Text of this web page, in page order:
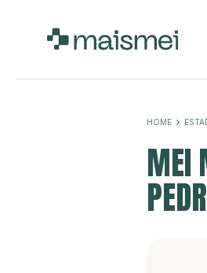
HOME
MEI